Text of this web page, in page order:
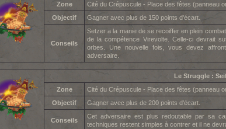
Zone
Cité du Crépuscule - Place des fêtes (panneau
Objectif
Gagner avec plus de 150 points d'écart.
Conseils
Setzer a la manie de se recoiffer en plein
de la compétence Virevolte. Celle-ci devrait
orbes. Une nouvelle fois, vous devez
adversaire.
Le Struggle :
Zone
Cité du Crépuscule - Place des fêtes (panneau
Objectif
Gagner avec plus de 200 points d'écart.
Conseils
Cet adversaire est plus redoutable par sa
techniques restent simples à contrer et il ne